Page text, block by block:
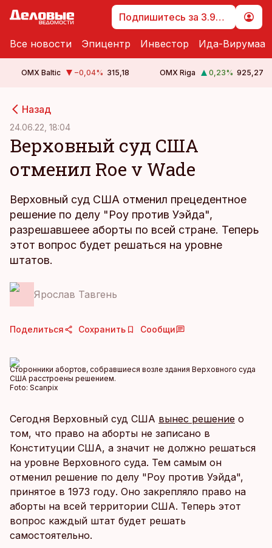
Подпишитесь за 3.99 €
Все новости Эпицентр Инвестор Ида-Вирумаа
OMX Baltic −0,04% 315,18 OMX Riga 0,23% 925,27
Назад
24.06.22, 18:04
Верховный суд США
отменил Roe v Wade
Верховный суд США отменил прецедентное
решение по делу "Роу против Уэйда",
разрешавшеее аборты по всей стране. Теперь
этот вопрос будет решаться на уровне
штатов.
Ярослав Тавгень
Поделиться Сохранить Сообщи
Сторонники абортов, собравшиеся возле здания Верховного суда
США расстроены решением.
Foto: Scanpix
Сегодня Верховный суд США вынес решение о
том, что право на аборты не записано в
Конституции США, а значит не должно решаться
на уровне Верховного суда. Тем самым он
отменил решение по делу "Роу против Уэйда",
принятое в 1973 году. Оно закрепляло право на
аборты на всей территории США. Теперь этот
вопрос каждый штат будет решать
самостоятельно.